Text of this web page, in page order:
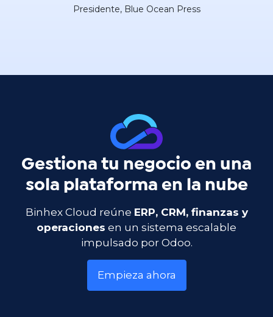
Presidente, Blue Ocean Press
Gestiona tu negocio en una
sola plataforma en la nube
Binhex Cloud reúne ERP, CRM, finanzas y
operaciones en un sistema escalable
impulsado por Odoo.
Empieza ahora